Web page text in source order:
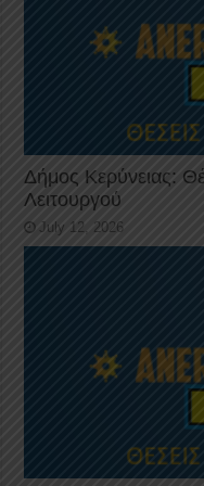
Δήμος Κερύνειας:
Λειτουργού
July 12, 2026